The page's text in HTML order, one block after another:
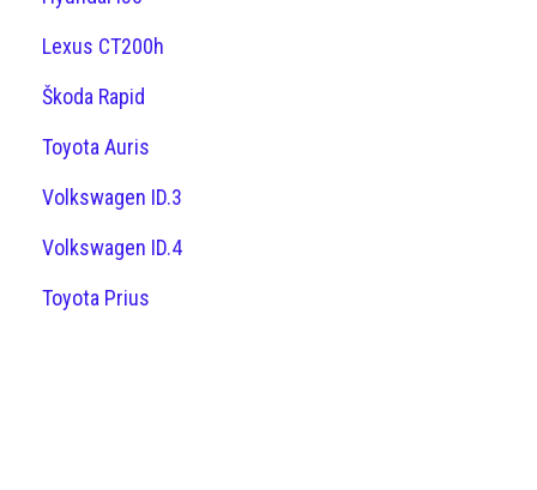
Lexus CT200h
Škoda Rapid
Toyota Auris
Volkswagen ID.3
Volkswagen ID.4
Toyota Prius